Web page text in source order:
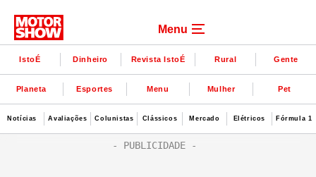
Menu
IstoÉ Dinheiro Revista IstoÉ Rural Gente
Planeta Esportes Menu Mulher Pet
Notícias Avaliações Colunistas Clássicos Mercado Elétricos Fórmula 1